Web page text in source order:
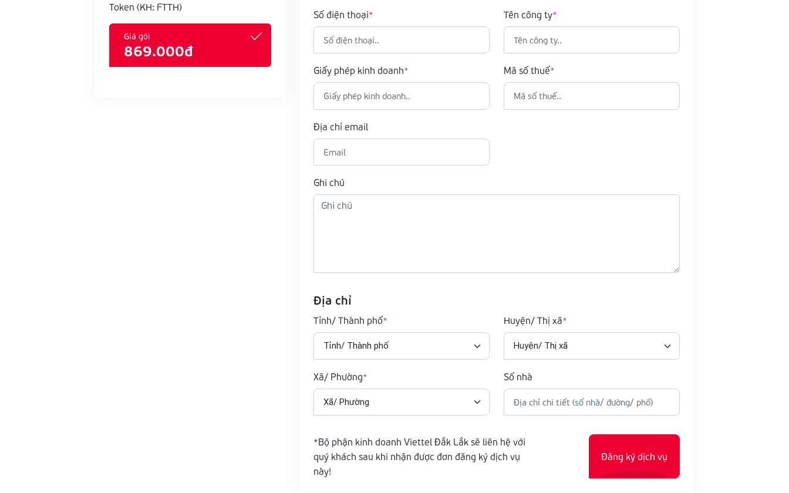
Token (KH: FTTH)
Giá gói
869.000đ
Số điện thoại Tên công ty
Giấy phép kinh doanh Mã số thuế
Địa chỉ email
Ghi chú
Địa chỉ
Tỉnh/ Thành phố Huyện/ Thị xã
Xã/ Phường Số nhà
*Bộ phận kinh doanh Viettel Đắk Lắk sẽ liên hệ với
quý khách sau khi nhận được đơn đăng ký dịch vụ
này!
Đăng ký dịch vụ